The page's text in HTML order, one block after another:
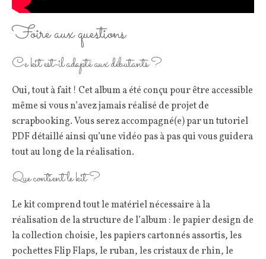
Foire aux questions
Ce kit est-il adapté aux débutants ?
Oui, tout à fait ! Cet album a été conçu pour être accessible
même si vous n’avez jamais réalisé de projet de
scrapbooking. Vous serez accompagné(e) par un tutoriel
PDF détaillé ainsi qu’une vidéo pas à pas qui vous guidera
tout au long de la réalisation.
Que contient le kit ?
Le kit comprend tout le matériel nécessaire à la
réalisation de la structure de l’album : le papier design de
la collection choisie, les papiers cartonnés assortis, les
pochettes Flip Flaps, le ruban, les cristaux de rhin, le